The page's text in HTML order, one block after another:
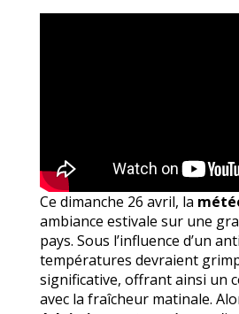
Ce dimanche 26 avril, la
ambiance estivale sur une
pays. Sous l’influence d’un
températures devraient
significative, offrant ainsi un
avec la fraîcheur matinale.